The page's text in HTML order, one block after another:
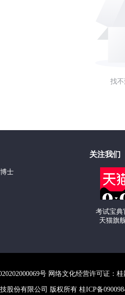
找
士
关注我们
考试宝典
天猫旗
号 网络文化经营许可证：
股份有限公司 版权所有 桂ICP备